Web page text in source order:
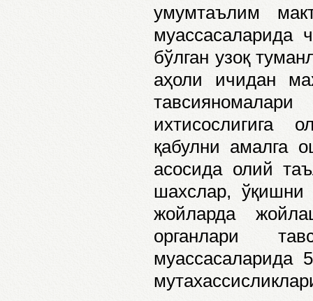
умумтаълим
муассасаларида
бўлган узоқ
аҳоли ичидан
ихтисослигига
қабулни амалга
асосида олий
шахслар, ўқишни
жойларда
органлари
муассасаларида